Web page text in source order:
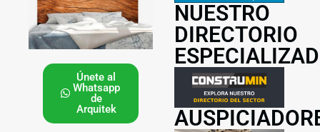
Únete al
Whatsapp
de
Arquitek
NUESTRO
DIRECTORIO